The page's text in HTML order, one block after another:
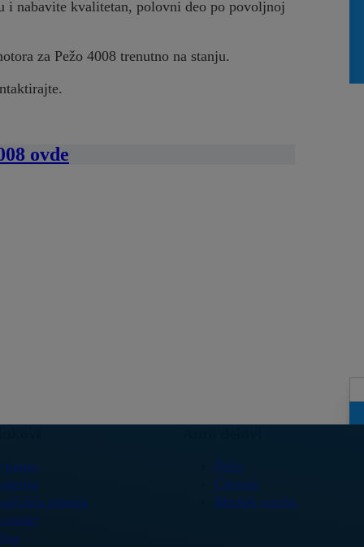
i nabavite kvalitetan, polovni deo po povoljnoj
za Pežo 4008 trenutno na stanju.
ovde
nama
pitanja
Pežo
Citroen
Modeli vozila